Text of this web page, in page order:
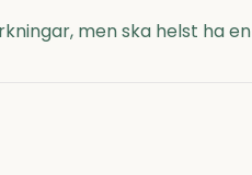
men ska helst ha en